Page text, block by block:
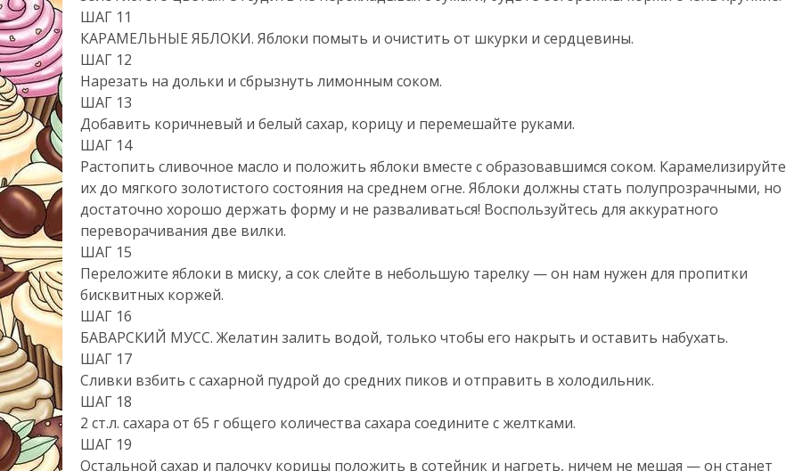
ШАГ 11
КАРАМЕЛЬНЫЕ ЯБЛОКИ. Яблоки помыть и очистить от шкурки и сердцевины.
ШАГ 12
Нарезать на дольки и сбрызнуть лимонным соком.
ШАГ 13
Добавить коричневый и белый сахар, корицу и перемешайте руками.
ШАГ 14
Растопить сливочное масло и положить яблоки вместе с образовавшимся соком. Карамелизируйте
их до мягкого золотистого состояния на среднем огне. Яблоки должны стать полупрозрачными, но
достаточно хорошо держать форму и не разваливаться! Воспользуйтесь для аккуратного
переворачивания две вилки.
ШАГ 15
Переложите яблоки в миску, а сок слейте в небольшую тарелку — он нам нужен для пропитки
бисквитных коржей.
ШАГ 16
БАВАРСКИЙ МУСС. Желатин залить водой, только чтобы его накрыть и оставить набухать.
ШАГ 17
Сливки взбить с сахарной пудрой до средних пиков и отправить в холодильник.
ШАГ 18
2 ст.л. сахара от 65 г общего количества сахара соедините с желтками.
ШАГ 19
Остальной сахар и палочку корицы положить в сотейник и нагреть, ничем не мешая — он станет